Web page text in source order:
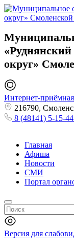
округ»
Интернет-приёмная
216790,
8 (48141) 5-15-44
Главная
Афиша
Новости
СМИ
Портал
Версия для